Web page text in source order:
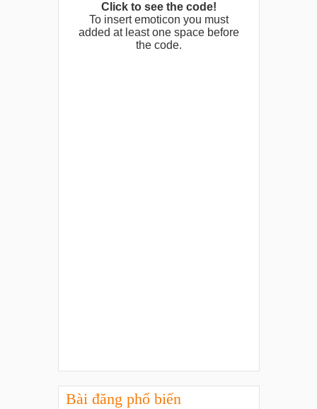
Click to see the code!
To insert emoticon you must
added at least one space before
the code.
Bài đăng phổ biến